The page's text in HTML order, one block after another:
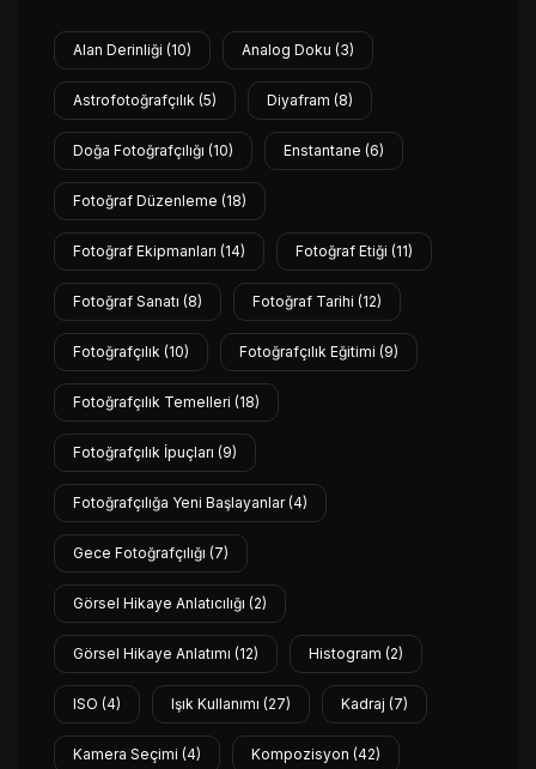
Alan Derinliği (10) Analog Doku (3)
Astrofotoğrafçılık (5) Diyafram (8)
Doğa Fotoğrafçılığı (10) Enstantane (6)
Fotoğraf Düzenleme (18)
Fotoğraf Ekipmanları (14) Fotoğraf Etiği (11)
Fotoğraf Sanatı (8) Fotoğraf Tarihi (12)
Fotoğrafçılık (10) Fotoğrafçılık Eğitimi (9)
Fotoğrafçılık Temelleri (18)
Fotoğrafçılık İpuçları (9)
Fotoğrafçılığa Yeni Başlayanlar(4)
Gece Fotoğrafçılığı (7)
Görsel Hikaye Anlatıcılığı (2)
Görsel Hikaye Anlatımı (12) Histogram (2)
ISO (4) Işık Kullanımı (27) Kadraj (7)
Kamera Seçimi (4) Kompozisyon (42)